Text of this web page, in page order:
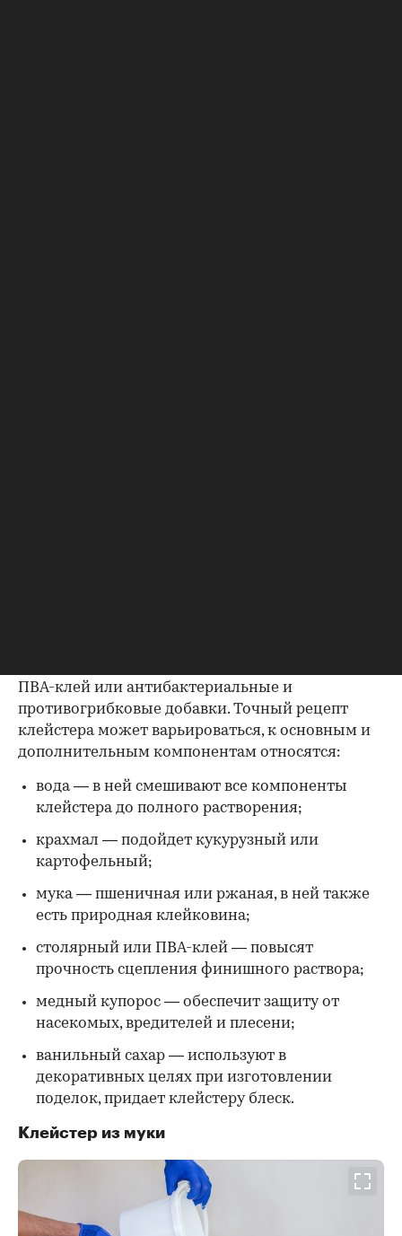
ПВА-клей или антибактериальные и
противогрибковые добавки. Точный рецепт
клейстера может варьироваться, к основным и
дополнительным компонентам относятся:
вода — в ней смешивают все компоненты
клейстера до полного растворения;
крахмал — подойдет кукурузный или
картофельный;
мука — пшеничная или ржаная, в ней также
есть природная клейковина;
столярный или ПВА-клей — повысят
прочность сцепления финишного раствора;
медный купорос — обеспечит защиту от
насекомых, вредителей и плесени;
ванильный сахар — используют в
декоративных целях при изготовлении
поделок, придает клейстеру блеск.
Клейстер из муки